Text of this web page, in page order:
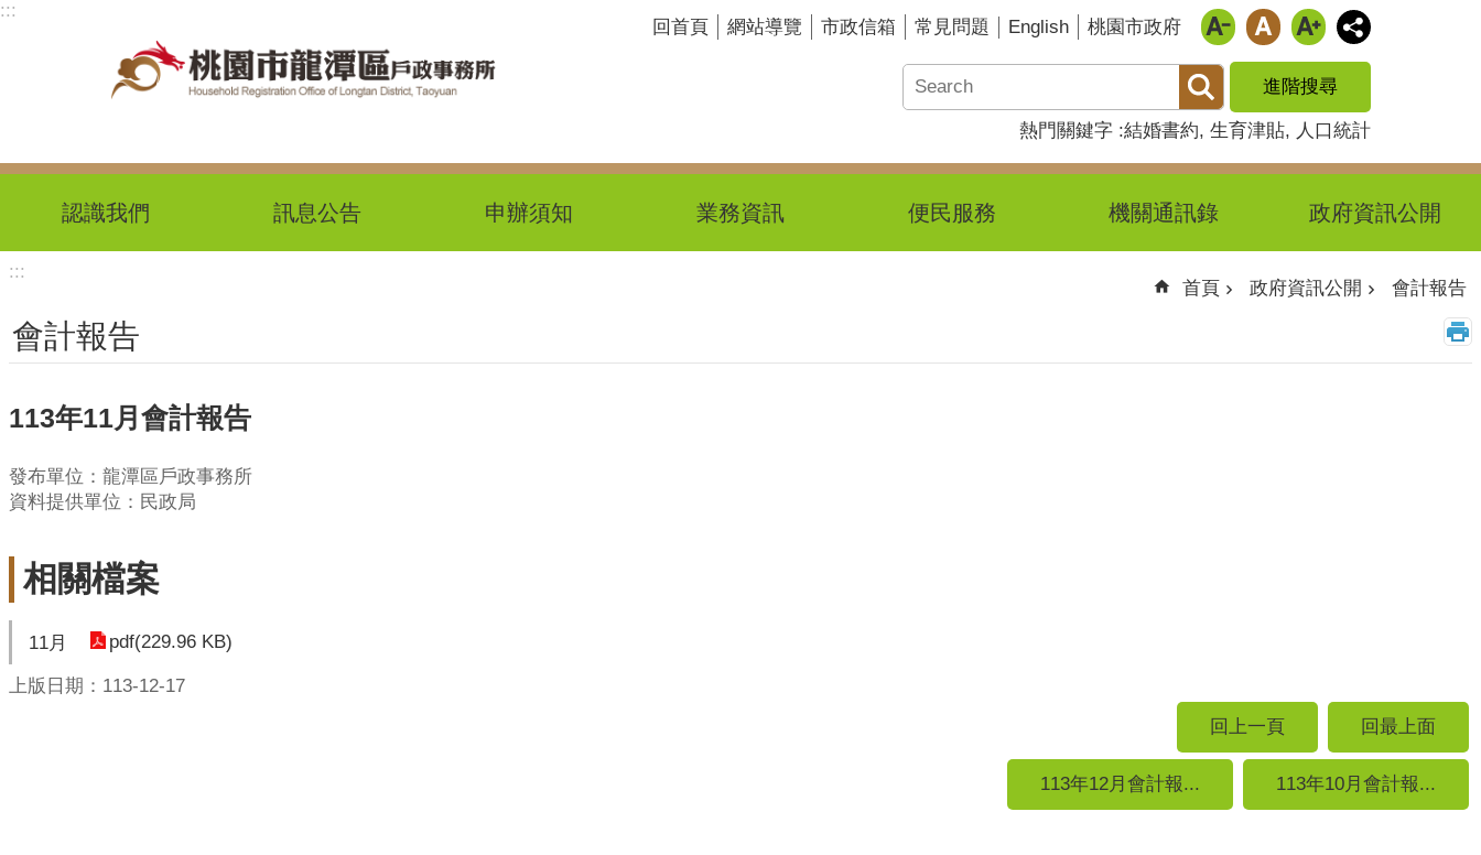
跳到主要內容區塊
:::
回首頁 網站導覽 市政信箱 常見問題 English 桃園市政府
進階搜尋
熱門關鍵字 結婚書約 生育津貼 人口統計
認識我們 訊息公告 申辦須知 業務資訊 便民服務 機關通訊錄 政府資訊公開
:::
首頁 政府資訊公開 會計報告
會計報告
113年11月會計報告
發布單位：龍潭區戶政事務所
資料提供單位：民政局
相關檔案
11月 pdf(229.96 KB)
上版日期：113-12-17
回上一頁
回最上面
113年12月會計報... 113年10月會計報...